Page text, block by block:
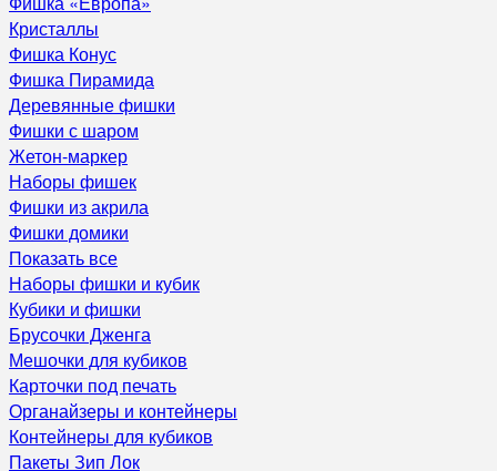
Кристаллы
Фишка Конус
Фишка Пирамида
Деревянные фишки
Фишки с шаром
Жетон-маркер
Наборы фишек
Фишки из акрила
Фишки домики
Показать все
Наборы фишки и кубик
Кубики и фишки
Брусочки Дженга
Мешочки для кубиков
Карточки под печать
Органайзеры и контейнеры
Контейнеры для кубиков
Пакеты Зип Лок